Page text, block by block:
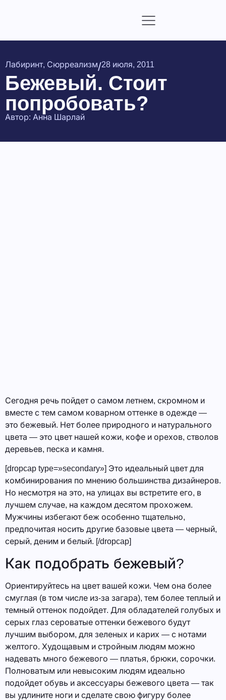
Лабиринт, Сюрреализм/28 июля, 2011
Бежевый. Стоит
попробовать?
Автор: Анна Шарлай
Сегодня речь пойдет о самом летнем, скромном и
вместе с тем самом коварном оттенке в одежде —
это бежевый. Нет более природного и натурального
цвета — это цвет нашей кожи, кофе и орехов, стволов
деревьев, песка и камня.
[dropcap type=»secondary»] Это идеальный цвет для
комбинирования по мнению большинства дизайнеров.
Но несмотря на это, на улицах вы встретите его, в
лучшем случае, на каждом десятом прохожем.
Мужчины избегают беж особенно тщательно,
предпочитая носить другие базовые цвета — черный,
серый, деним и белый. [/dropcap]
Как подобрать бежевый?
Ориентируйтесь на цвет вашей кожи. Чем она более
смуглая (в том числе из-за загара), тем более теплый и
темный оттенок подойдет. Для обладателей голубых и
серых глаз сероватые оттенки бежевого будут
лучшим выбором, для зеленых и карих — с нотами
желтого. Худощавым и стройным людям можно
надевать много бежевого — платья, брюки, сорочки.
Полноватым или невысоким людям идеально
подойдет обувь и аксессуары бежевого цвета — так
вы удлините ноги и сделате свою фигуру более